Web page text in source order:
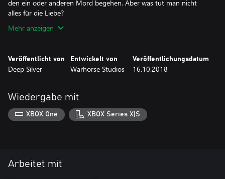
den ein oder anderen Mord begehen. Aber was tut man nicht
alles für die Liebe?
Mehr anzeigen
Veröffentlicht von
Deep Silver
Entwickelt von
Warhorse Studios
Veröffentlichungsdatum
16.10.2018
Wiedergabe mit
XBOX One XBOX Series X|S
Arbeitet mit